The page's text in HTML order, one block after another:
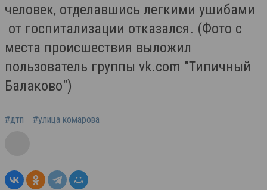
человек, отделавшись легкими ушибами
от госпитализации отказался. (Фото с
места происшествия выложил
пользователь группы vk.com "Типичный
Балаково")
#дтп #улица комарова